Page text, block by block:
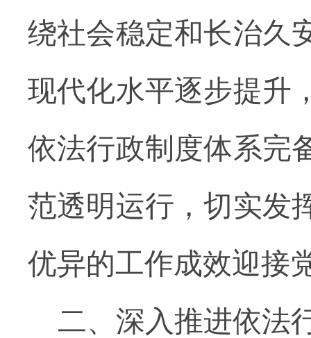
绕社会稳定和长治久
现代化水平逐步提升
依法行政制度体系完
范透明运行，切实发
优异的工作成效迎接
二、深入推进依法